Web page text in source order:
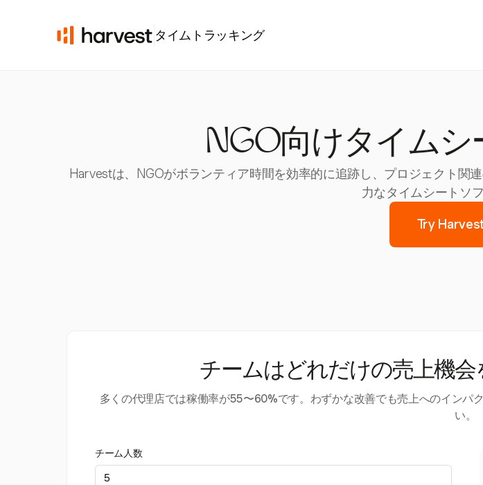
タイムトラッキング
NGO向けタイムシ
Harvestは、NGOがボランティア時間を効率的に追跡し、プロジェクト関
力なタイムシートソ
Try
チームはどれだけの売上機
多くの代理店では稼働率が55〜60%です。わずかな改善でも売上へのインパ
い。
チーム人数